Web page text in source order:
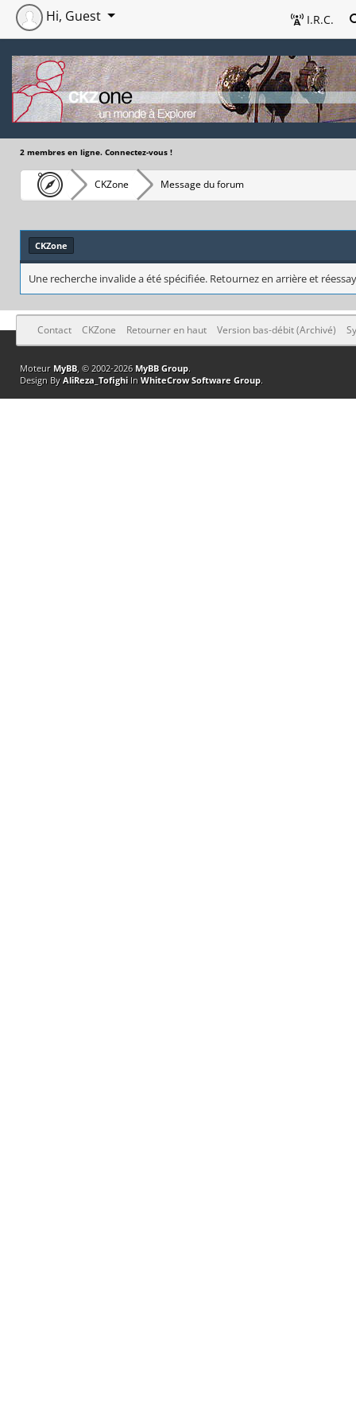
I.R.C.
Hi, Guest
2 membres en ligne. Connectez-vous !
CKZone Message du forum
CKZone
Une recherche invalide a été spécifiée. Retournez en arrière et
Contact CKZone Retourner en haut Version bas-débit (Archivé)
Moteur MyBB, © 2002-2026 MyBB Group.
Design By AliReza_TofighiIn WhiteCrow Software Group.